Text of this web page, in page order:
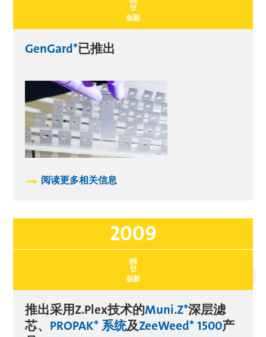
创新
GenGard*已推出
阅读更多相关信息
2009
创新
推出采用Z.Plex技术的Muni.Z*深层滤
芯、 PROPAK* 系统及ZeeWeed* 1500产